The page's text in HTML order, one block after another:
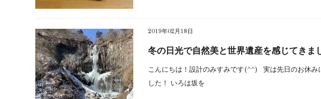
2019年02月18日
冬の日光で自然美と世界遺産を感じてきま
こんにちは！設計のみすみです(^^) 実は先日のお休み
した！ いろは坂を